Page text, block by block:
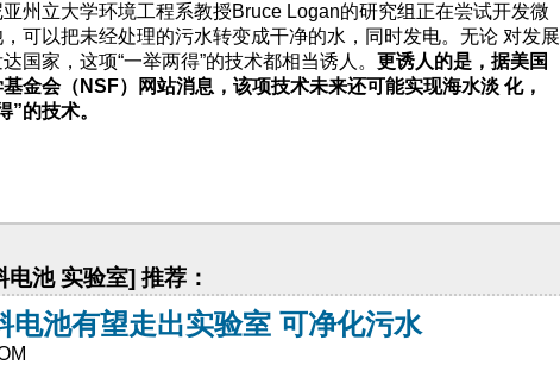
州立大学环境工程系教授Bruce Logan的研究组正在尝试开发微
可以把未经处理的污水转变成干净的水，同时发电。无论 对发展
国家，这项“一举两得”的技术都相当诱人。 更诱人的是，据美国
金会（NSF）网站消息，该项技术未来还可能实现海水淡 化，
”的技术。
池 实验室] 推荐：
电池有望走出实验室 可净化污水